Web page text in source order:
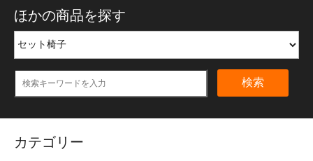
ほかの商品を探す
検索
カテゴリー